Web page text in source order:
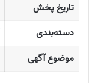
تاریخ پخش
دسته‌بندی
موضوع آگهی